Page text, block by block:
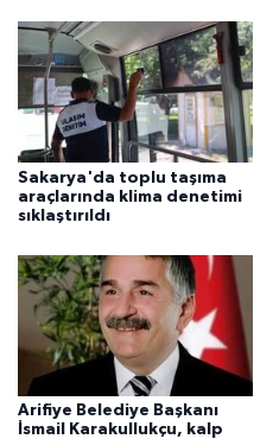
Sakarya'da toplu taşıma
araçlarında klima denetimi
sıklaştırıldı
Arifiye Belediye Başkanı
İsmail Karakullukçu, kalp